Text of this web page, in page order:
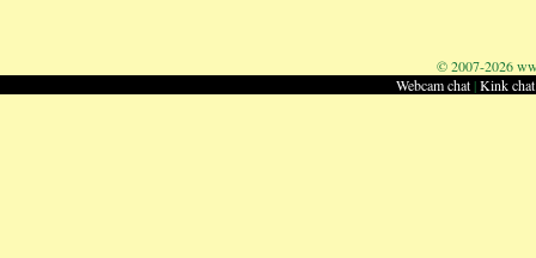
© 2007-2026
Webcam chat|Kink